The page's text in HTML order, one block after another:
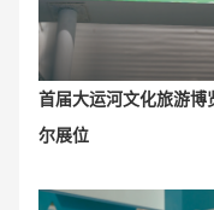
首届大运河文化旅游博
尔展位